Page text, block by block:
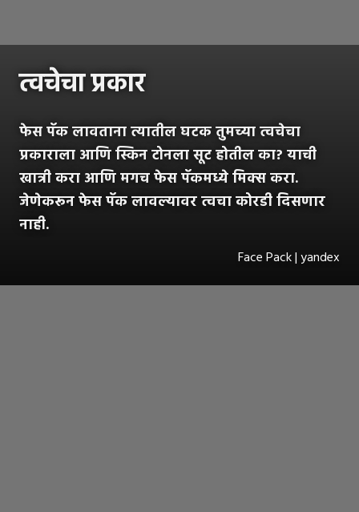
त्वचेचा प्रकार
फेस पॅक लावताना त्यातील घटक तुमच्या त्वचेचा
प्रकाराला आणि स्किन टोनला सूट होतील का? याची
खात्री करा आणि मगच फेस पॅकमध्ये मिक्स करा.
जेणेकरून फेस पॅक लावल्यावर त्वचा कोरडी दिसणार
नाही.
Face Pack | yandex